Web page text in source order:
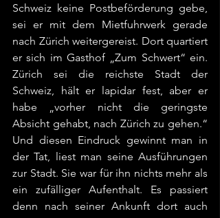
Schweiz keine Postbeförderung gebe,
sei er mit dem Mietfuhrwerk gerade
nach Zürich weitergereist. Dort quartiert
er sich im Gasthof „Zum Schwert“ ein.
Zürich sei die reichste Stadt der
Schweiz, hält er lapidar fest, aber er
habe „vorher nicht die geringste
Absicht gehabt, nach Zürich zu gehen.“
Und diesen Eindruck gewinnt man in
der Tat, liest man seine Ausführungen
zur Stadt. Sie war für ihn nichts mehr als
ein zufälliger Aufenthalt. Es passiert
denn nach seiner Ankunft dort auch